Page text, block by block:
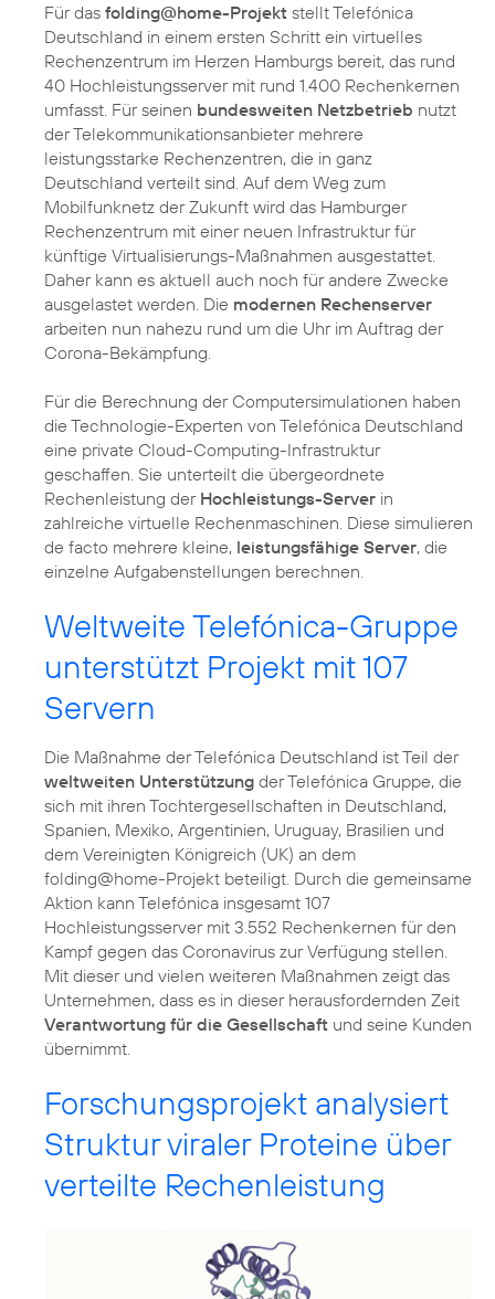
Für das folding@home-Projekt stellt Telefónica
Deutschland in einem ersten Schritt ein virtuelles
Rechenzentrum im Herzen Hamburgs bereit, das rund
40 Hochleistungsserver mit rund 1.400 Rechenkernen
umfasst. Für seinen bundesweiten Netzbetrieb nutzt
der Telekommunikationsanbieter mehrere
leistungsstarke Rechenzentren, die in ganz
Deutschland verteilt sind. Auf dem Weg zum
Mobilfunknetz der Zukunft wird das Hamburger
Rechenzentrum mit einer neuen Infrastruktur für
künftige Virtualisierungs-Maßnahmen ausgestattet.
Daher kann es aktuell auch noch für andere Zwecke
ausgelastet werden. Die modernen Rechenserver
arbeiten nun nahezu rund um die Uhr im Auftrag der
Corona-Bekämpfung.
Für die Berechnung der Computersimulationen haben
die Technologie-Experten von Telefónica Deutschland
eine private Cloud-Computing-Infrastruktur
geschaffen. Sie unterteilt die übergeordnete
Rechenleistung der Hochleistungs-Server in
zahlreiche virtuelle Rechenmaschinen. Diese simulieren
de facto mehrere kleine, leistungsfähige Server, die
einzelne Aufgabenstellungen berechnen.
Weltweite Telefónica-Gruppe
unterstützt Projekt mit 107
Servern
Die Maßnahme der Telefónica Deutschland ist Teil der
weltweiten Unterstützung der Telefónica Gruppe, die
sich mit ihren Tochtergesellschaften in Deutschland,
Spanien, Mexiko, Argentinien, Uruguay, Brasilien und
dem Vereinigten Königreich (UK) an dem
folding@home-Projekt beteiligt. Durch die gemeinsame
Aktion kann Telefónica insgesamt 107
Hochleistungsserver mit 3.552 Rechenkernen für den
Kampf gegen das Coronavirus zur Verfügung stellen.
Mit dieser und vielen weiteren Maßnahmen zeigt das
Unternehmen, dass es in dieser herausfordernden Zeit
Verantwortung für die Gesellschaft und seine Kunden
übernimmt.
Forschungsprojekt analysiert
Struktur viraler Proteine über
verteilte Rechenleistung